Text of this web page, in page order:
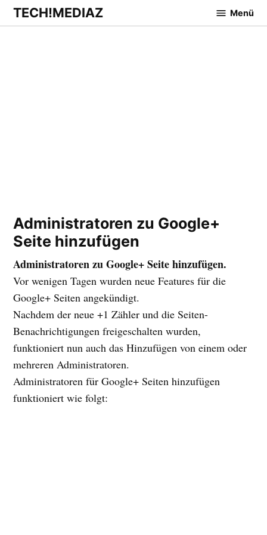
Zum
Inhalt
TECH!MEDIAZ Menü
Administratoren zu Google+
Seite hinzufügen
Administratoren zu Google+ Seite hinzufügen.
Vor wenigen Tagen wurden neue Features für die
Google+ Seiten angekündigt.
Nachdem der neue +1 Zähler und die Seiten-
Benachrichtigungen freigeschalten wurden,
funktioniert nun auch das Hinzufügen von einem oder
mehreren Administratoren.
Administratoren für Google+ Seiten hinzufügen
funktioniert wie folgt: